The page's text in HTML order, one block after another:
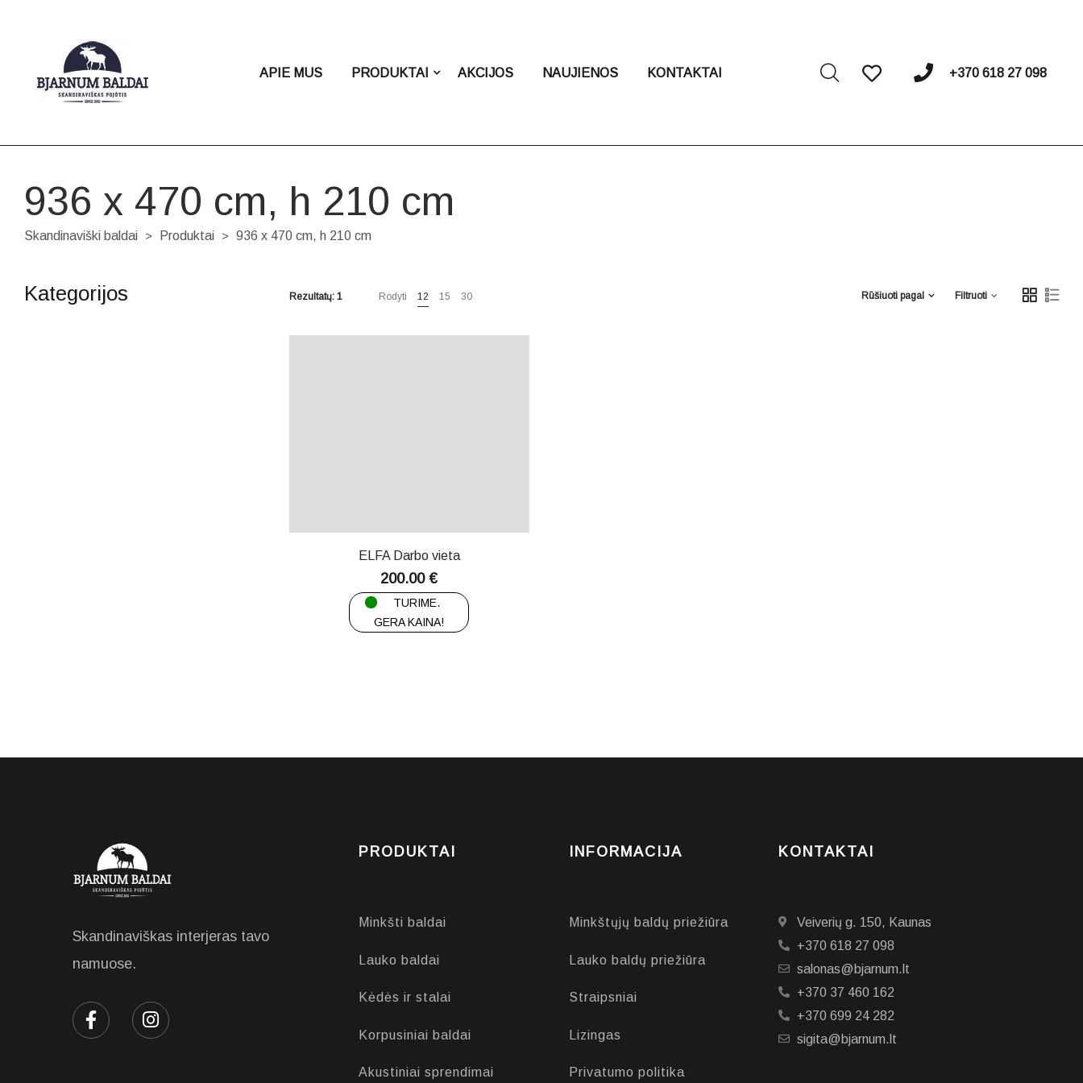
APIE MUS PRODUKTAI AKCIJOS NAUJIENOS KONTAKTAI +370 618 27 098
936 x 470 cm, h 210 cm
Skandinaviški baldai > Produktai > 936 x 470 cm, h 210 cm
Rezultatų: 1 Rodyti 12 15 30 Filtruoti
Rūšiuoti pagal
ELFA Darbo vieta
200.00€
TURIME.
GERA KAINA!
Kategorijos
Skandinaviškas interjeras tavo
namuose.
PRODUKTAI
Minkšti baldai
Lauko baldai
Kėdės ir stalai
Korpusiniai baldai
Akustiniai sprendimai
INFORMACIJA
Minkštųjų baldų priežiūra
Lauko baldų priežiūra
Straipsniai
Lizingas
Privatumo politika
KONTAKTAI
Veiverių g. 150, Kaunas
+370 618 27 098
salonas@bjarnum.lt
+370 37 460 162
+370 699 24 282
sigita@bjarnum.lt